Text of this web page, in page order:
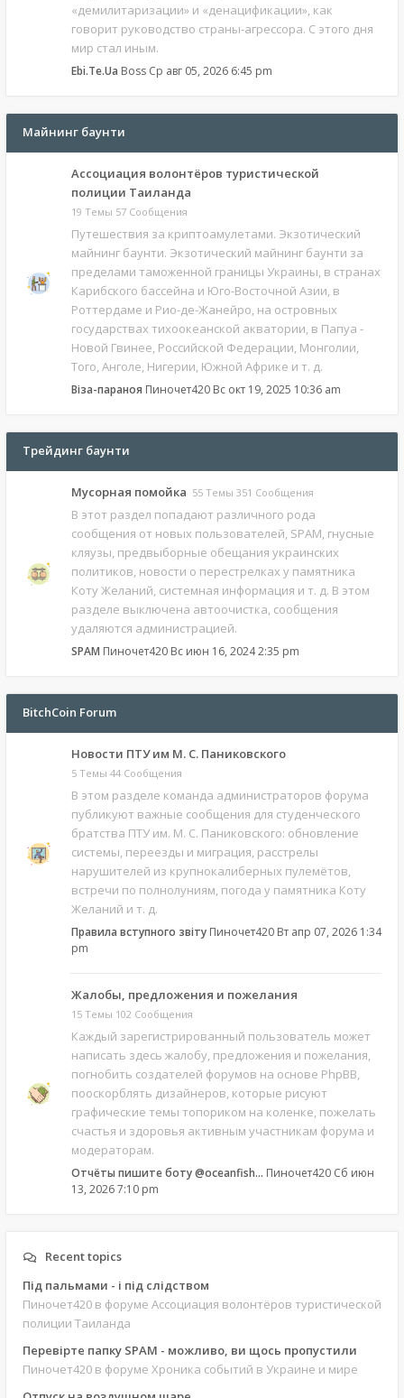
«демилитаризации» и «денацификации», как
говорит руководство страны-агрессора. С этого дня
мир стал иным.
Ebi.Te.Ua Boss Ср авг 05, 2026 6:45 pm
Майнинг баунти
Ассоциация волонтёров туристической
полиции Таиланда
19 Темы 57 Сообщения
Путешествия за криптоамулетами. Экзотический
майнинг баунти. Экзотический майнинг баунти за
пределами таможенной границы Украины, в странах
Карибского бассейна и Юго-Восточной Азии, в
Роттердаме и Рио-де-Жанейро, на островных
государствах тихоокеанской акватории, в Папуа -
Новой Гвинее, Российской Федерации, Монголии,
Того, Анголе, Нигерии, Южной Африке и т. д.
Віза-параноя Пиночет420 Вс окт 19, 2025 10:36 am
Трейдинг баунти
Мусорная помойка 55 Темы 351 Сообщения
В этот раздел попадают различного рода
сообщения от новых пользователей, SPAM, гнусные
кляузы, предвыборные обещания украинских
политиков, новости о перестрелках у памятника
Коту Желаний, системная информация и т. д. В этом
разделе выключена автоочистка, сообщения
удаляются администрацией.
SPAM Пиночет420 Вс июн 16, 2024 2:35 pm
BitchCoin Forum
Новости ПТУ им М. С. Паниковского
5 Темы 44 Сообщения
В этом разделе команда администраторов форума
публикуют важные сообщения для студенческого
братства ПТУ им. М. С. Паниковского: обновление
системы, переезды и миграция, расстрелы
нарушителей из крупнокалиберных пулемётов,
встречи по полнолуниям, погода у памятника Коту
Желаний и т. д.
Правила вступного звіту Пиночет420 Вт апр 07, 2026 1:34
pm
Жалобы, предложения и пожелания
15 Темы 102 Сообщения
Каждый зарегистрированный пользователь может
написать здесь жалобу, предложения и пожелания,
погнобить создателей форумов на основе PhpBB,
пооскорблять дизайнеров, которые рисуют
графические темы топориком на коленке, пожелать
счастья и здоровья активным участникам форума и
модераторам.
Отчёты пишите боту @oceanfish… Пиночет420 Сб июн
13, 2026 7:10 pm
Recent topics
Під пальмами - і під слідством
Пиночет420 в форуме Ассоциация волонтёров туристической
полиции Таиланда
Перевірте папку SPAM - можливо, ви щось пропустили
Пиночет420 в форуме Хроника событий в Украине и мире